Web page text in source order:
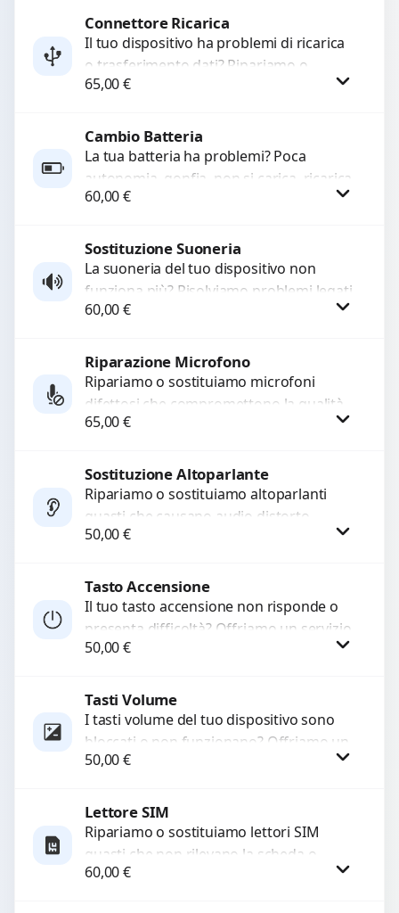
Procedi
Connettore Ricarica
Il tuo dispositivo ha problemi di ricarica
o trasferimento dati? Ripariamo o
sostituiamo connettori di ricarica guasti,
65,00€
Procedi
Cambio Batteria
La tua batteria ha problemi? Poca
autonomia, gonfia, non si carica, ricarica
lenta o cicli di ricarica esauriti?
60,00€
Procedi
Sostituzione Suoneria
La suoneria del tuo dispositivo non
funziona più? Risolviamo problemi legati
a moduli audio difettosi con interventi
60,00€
Procedi
Riparazione Microfono
Ripariamo o sostituiamo microfoni
difettosi che compromettono la qualità
audio delle registrazioni o delle
di...
65,00€
Procedi
Sostituzione Altoparlante
Ripariamo o sostituiamo altoparlanti
guasti che causano audio distorto,
basso o assente. Utilizziamo ricambi di
50,00€
Procedi
Tasto Accensione
Il tuo tasto accensione non risponde o
presenta difficoltà? Offriamo un servizio
professionale di riparazione o
50,00€
Tasti Volume
I tasti volume del tuo dispositivo sono
bloccati o non funzionano? Offriamo un
servizio di riparazione o sostituzione
50,00€
Lettore SIM
Ripariamo o sostituiamo lettori SIM
guasti che non rilevano la scheda o
interrompono il segnale. Utilizziamo
60,00€